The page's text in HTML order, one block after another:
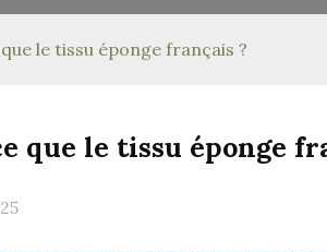
le tissu éponge français ?
que le tissu éponge